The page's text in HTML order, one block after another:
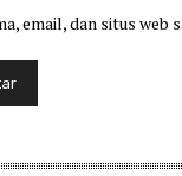
email, dan situs